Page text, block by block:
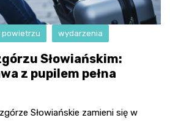
powietrzu wydarzenia
Słowiańskim:
z pupilem pełna
Słowiańskie zamieni się w